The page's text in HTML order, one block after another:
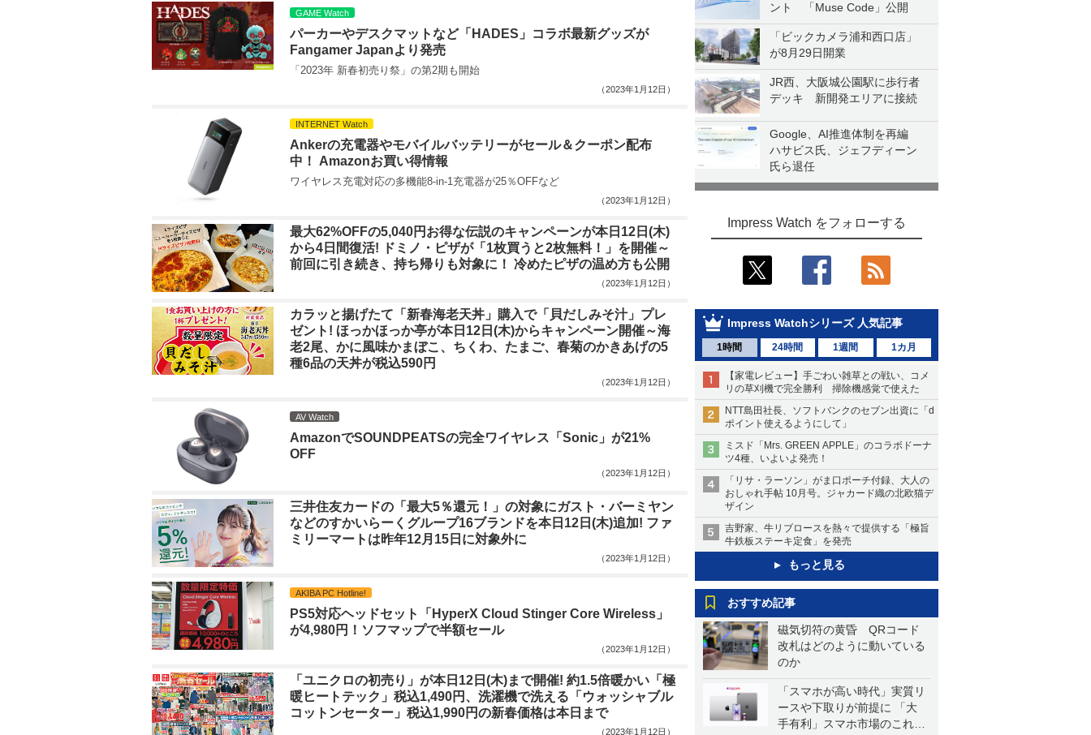
ント 「Muse Code」公開
「ビックカメラ浦和西口店」
が8月29日開業
JR西、大阪城公園駅に歩行者
デッキ 新開発エリアに接続
Google、AI推進体制を再編
ハサビス氏、ジェフディーン
氏ら退任
Impress Watch をフォローする
Impress Watchシリーズ 人気記事
1時間 24時間 1週間 1カ月
【家電レビュー】手ごわい雑草との戦い、コメ
リの草刈機で完全勝利 掃除機感覚で使えた
NTT島田社長、ソフトバンクのセブン出資に「d
ポイント使えるようにして」
ミスド「Mrs. GREEN APPLE」のコラボドーナ
ツ4種、いよいよ発売！
「リサ・ラーソン」がま口ポーチ付録、大人の
おしゃれ手帖 10月号。ジャカード織の北欧猫デ
ザイン
吉野家、牛リブロースを熱々で提供する「極旨
牛鉄板ステーキ定食」を発売
もっと見る
おすすめ記事
磁気切符の黄昏 QRコード
改札はどのように動いている
のか
「スマホが高い時代」実質リ
ースや下取りが前提に 「大
手有利」スマホ市場のこれか
GAME Watch
パーカーやデスクマットなど「HADES」コラボ最新グッズが
Fangamer Japanより発売
「2023年 新春初売り祭」の第2期も開始
（2023年1月12日）
INTERNET Watch
Ankerの充電器やモバイルバッテリーがセール＆クーポン配布
中！ Amazonお買い得情報
ワイヤレス充電対応の多機能8-in-1充電器が25％OFFなど
（2023年1月12日）
最大62%OFFの5,040円お得な伝説のキャンペーンが本日12日(木)
から4日間復活! ドミノ・ピザが「1枚買うと2枚無料！」を開催～
前回に引き続き、持ち帰りも対象に！ 冷めたピザの温め方も公開
（2023年1月12日）
カラッと揚げたて「新春海老天丼」購入で「貝だしみそ汁」プレ
ゼント! ほっかほっか亭が本日12日(木)からキャンペーン開催～海
老2尾、かに風味かまぼこ、ちくわ、たまご、春菊のかきあげの5
種6品の天丼が税込590円
（2023年1月12日）
AV Watch
AmazonでSOUNDPEATSの完全ワイヤレス「Sonic」が21%
OFF
（2023年1月12日）
三井住友カードの「最大5％還元！」の対象にガスト・バーミヤン
などのすかいらーくグループ16ブランドを本日12日(木)追加! ファ
ミリーマートは昨年12月15日に対象外に
（2023年1月12日）
AKIBA PC Hotline!
PS5対応ヘッドセット「HyperX Cloud Stinger Core Wireless」
が4,980円！ソフマップで半額セール
（2023年1月12日）
「ユニクロの初売り」が本日12日(木)まで開催! 約1.5倍暖かい「極
暖ヒートテック」税込1,490円、洗濯機で洗える「ウォッシャブル
コットンセーター」税込1,990円の新春価格は本日まで
（2023年1月12日）